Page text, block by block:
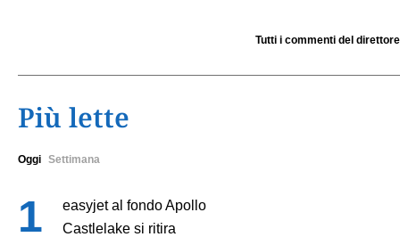
Tutti i commenti del direttore
Più lette
Oggi Settimana
easyjet al fondo Apollo
Castlelake si ritira